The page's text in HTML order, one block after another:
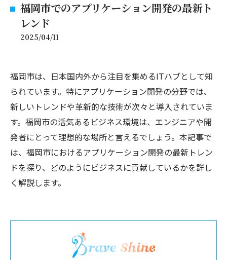
福岡市でのアプリケーション開発の最新ト
レンド
2025/04/11
福岡市は、日本国内外から注目を集めるITハブとして知
られています。特にアプリケーション開発の分野では、
新しいトレンドや革新的な技術が次々と導入されていま
す。福岡市の活気あるビジネス環境は、エンジニアや開
発者にとって理想的な場所と言えるでしょう。本記事で
は、福岡市におけるアプリケーション開発の最新トレン
ドを探り、どのようにビジネスに貢献しているかを詳し
く解説します。